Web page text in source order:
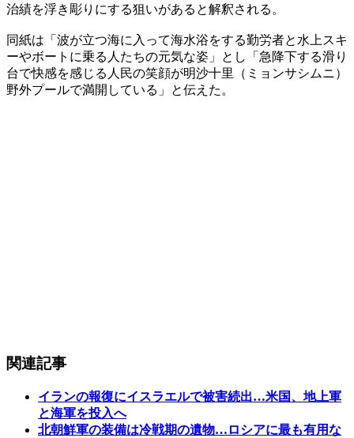
治績を浮き彫りにする狙いがあると解釈される。
同紙は「波が立つ海に入って海水浴をする勤労者と水上スキ
ーやボートに乗る人たちの元気な姿」とし「急降下する滑り
台で快感を感じる人民の笑顔が明沙十里（ミョンサシムニ）
野外プールで満開している」と伝えた。
関連記事
イランの報復にイスラエルで被害続出…米国、地上軍
と海軍を投入へ
北朝鮮軍の装備は冷戦期の遺物…ロシアに最も有用な